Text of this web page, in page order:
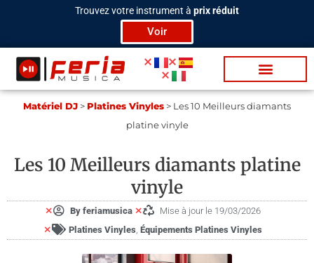
Trouvez votre instrument à prix réduit
Voir
Ma­té­riel DJ > Platines Vinyles > Les 10 Meilleurs diamants
platine vinyle
Les 10 Meilleurs diamants platine
vinyle
By feriamusica
Mise à jour le 19/03/2026
Platines Vinyles Équipements Platines Vinyles